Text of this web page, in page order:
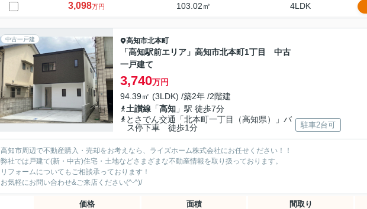
3,098万円 103.02㎡ 4LDK
中古一戸建 高知市北本町
「高知駅前エリア」高知市北本町1丁目 中古
一戸建て
3,740万円
94.39㎡ (3LDK) /築2年 /2階建
土讃線 「高知 」駅 徒歩7分
とさでん交通「北本町一丁目（高知県）」バ
ス停下車 徒歩1分
駐車2台可
高知市周辺で不動産購入・売却をお考えなら、ライズホーム株式会社にお任せください！！
弊社では戸建て(新・中古)住宅・土地などさまざまな不動産情報を取り扱っております。
リフォームについてもご相談承っております！
お気軽にお問い合わせ&ご来店ください‍(^-^)/
価格 面積 間取り